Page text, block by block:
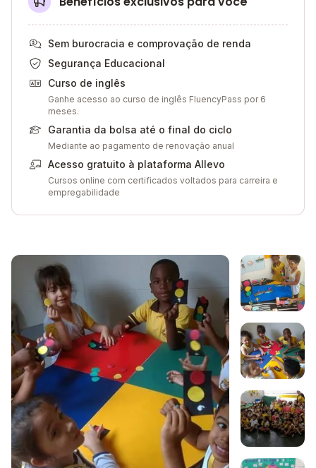
Sem burocracia e comprovação de renda
Segurança Educacional
Curso de inglês
Ganhe acesso ao curso de inglês FluencyPass por 6
meses.
Garantia da bolsa até o final do ciclo
Mediante ao pagamento de renovação anual
Acesso gratuito à plataforma Allevo
Cursos online com certificados voltados para carreira e
empregabilidade
Galeria de imagem
Imagem 1
Imagem 2
Imagem 3